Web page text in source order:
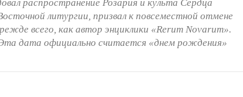
распространение Розария и культа Сердца
литургии, призвал к повсеместной отмене
всего, как автор энциклики «Rerum Novarum».
дата официально считается «днем рождения»